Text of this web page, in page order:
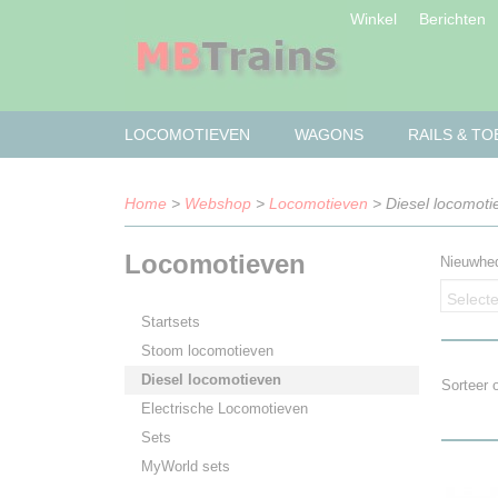
Winkel Berichten
LOCOMOTIEVEN WAGONS RAILS &
Home > Webshop > Locomotieven > Diesel
Locomotieven
Startsets
Stoom locomotieven
Diesel locomotieven
Electrische Locomotieven
Sets
MyWorld sets